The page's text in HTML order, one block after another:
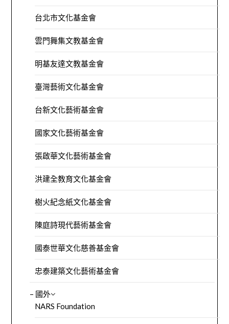
台北市文化基金會
雲門舞集文教基金會
明基友達文教基金會
臺灣藝術文化基金會
台新文化藝術基金會
國家文化藝術基金會
張啟華文化藝術基金會
洪建全教育文化基金會
樹火紀念紙文化基金會
陳庭詩現代藝術基金會
國泰世華文化慈善基金會
忠泰建築文化藝術基金會
– 國外
NARS Foundation